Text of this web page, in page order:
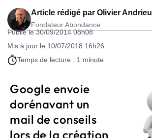
Article rédigé par Olivier Andrieu
Fondateur Abondance
Publié le 30/09/2014 08h08
Mis à jour le 10/07/2018 16h26
Temps de lecture : 1 minute
Google envoie
dorénavant un
mail de conseils
lors de la création